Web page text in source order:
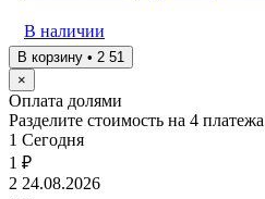
В наличии
В корзину • 2 51
×
Оплата долями
Разделите стоимость на 4 платежа
1 Сегодня
1 ₽
2 24.08.2026